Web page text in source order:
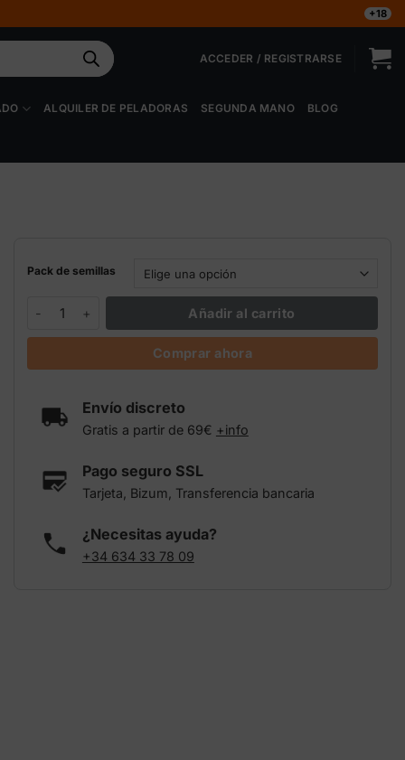
+18
ACCEDER / REGISTRARSE
ALQUILER DE PELADORAS SEGUNDA MANO BLOG
Pack de semillas
Añadir al carrito
Comprar ahora
Envío discreto
Gratis a partir de 69€ +info
Pago seguro SSL
Tarjeta, Bizum, Transferencia bancaria
¿Necesitas ayuda?
+34 634 33 78 09